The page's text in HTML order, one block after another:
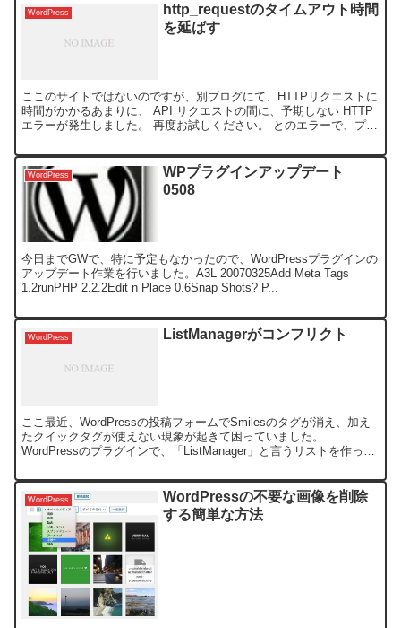
WordPress
http_requestのタイムアウト時間
を延ばす
ここのサイトではないのですが、別ブログにて、HTTPリクエストに
時間がかかるあまりに、 API リクエストの間に、予期しない HTTP
エラーが発生しました。 再度お試しください。 とのエラーで、プラ
WordPress
WPプラグインアップデート
0508
今日までGWで、特に予定もなかったので、WordPressプラグインの
アップデート作業を行いました。A3L 20070325Add Meta Tags
1.2runPHP 2.2.2Edit n Place 0.6Snap Shots? P...
WordPress ListManagerがコンフリクト
ここ最近、WordPressの投稿フォームでSmilesのタグが消え、加え
たクイックタグが使えない現象が起きて困っていました。
WordPressのプラグインで、「ListManager」と言うリストを作って
WordPress
WordPressの不要な画像を削除
する簡単な方法